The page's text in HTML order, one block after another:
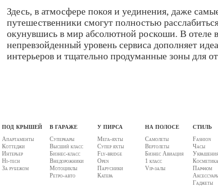
Здесь, в атмосфере покоя и уединения, даже
путешественники смогут полностью
окунувшись в мир абсолютной роскоши. В отеле
непревзойденный уровень сервиса дополняет
интерьеров и тщательно продуманные зоны для
под крышей
Апартаменты
Коттеджи
Интерьер
Hi-tech
За рубежом
в гараже
Суперкары
Высший класс
Бизнес-класс
Внедорожники
Мотоциклы
Ретро-авто
у пирса
Мега-яхты
Супер яхты
Fly-bridge
Open
Парусники
Катера
на полосе
Самолеты
Вертолеты
Бизнес Авиация
1 класс
Vip-залы
стиль
Fashion
Часы
Парфюм
Гаджеты